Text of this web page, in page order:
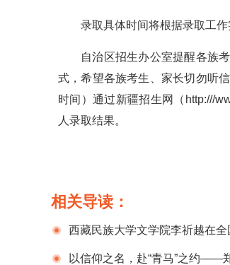
录取具体时间将根据录取工作
自治区招生办公室提醒各族
式，希望各族考生、家长切勿听
时间）通过新疆招生网（http:///
人录取结果。
相关导读：
西藏民族大学文学院李祈越在
师教学竞赛决赛中荣获三等奖
以信仰之名，赴“青马”之约——